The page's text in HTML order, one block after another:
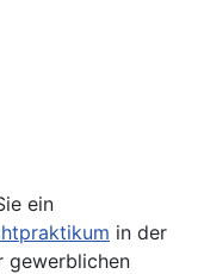
ein
in der
gewerblichen